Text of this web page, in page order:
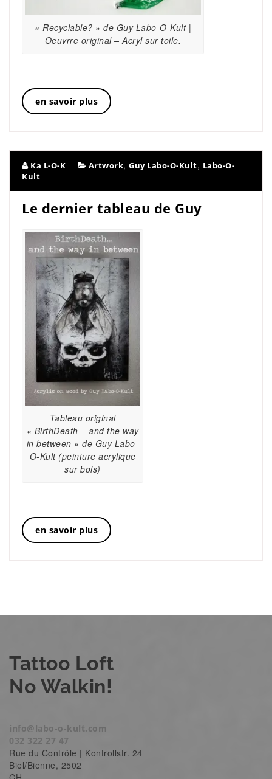
« Recyclable? » de Guy Labo-O-Kult |
Oeuvrre original – Acryl sur toile.
en savoir plus
Ka L-O-K Artwork, Guy Labo-O-Kult, Labo-O-
Kult
Le dernier tableau de Guy
Tableau original
« BirthDeath – and the way
in between » de Guy Labo-
O-Kult (peinture acrylique
sur bois)
en savoir plus
Tattoo Loft
No Walkin!
info@labo-o-kult.com
032 322 27 47
Rue du Contrôle | Kontrollstr. 24
Biel/Bienne, 2502